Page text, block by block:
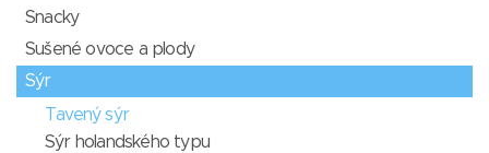
Snacky
Sušené ovoce a plody
Sýr
Tavený sýr
Sýr holandského typu